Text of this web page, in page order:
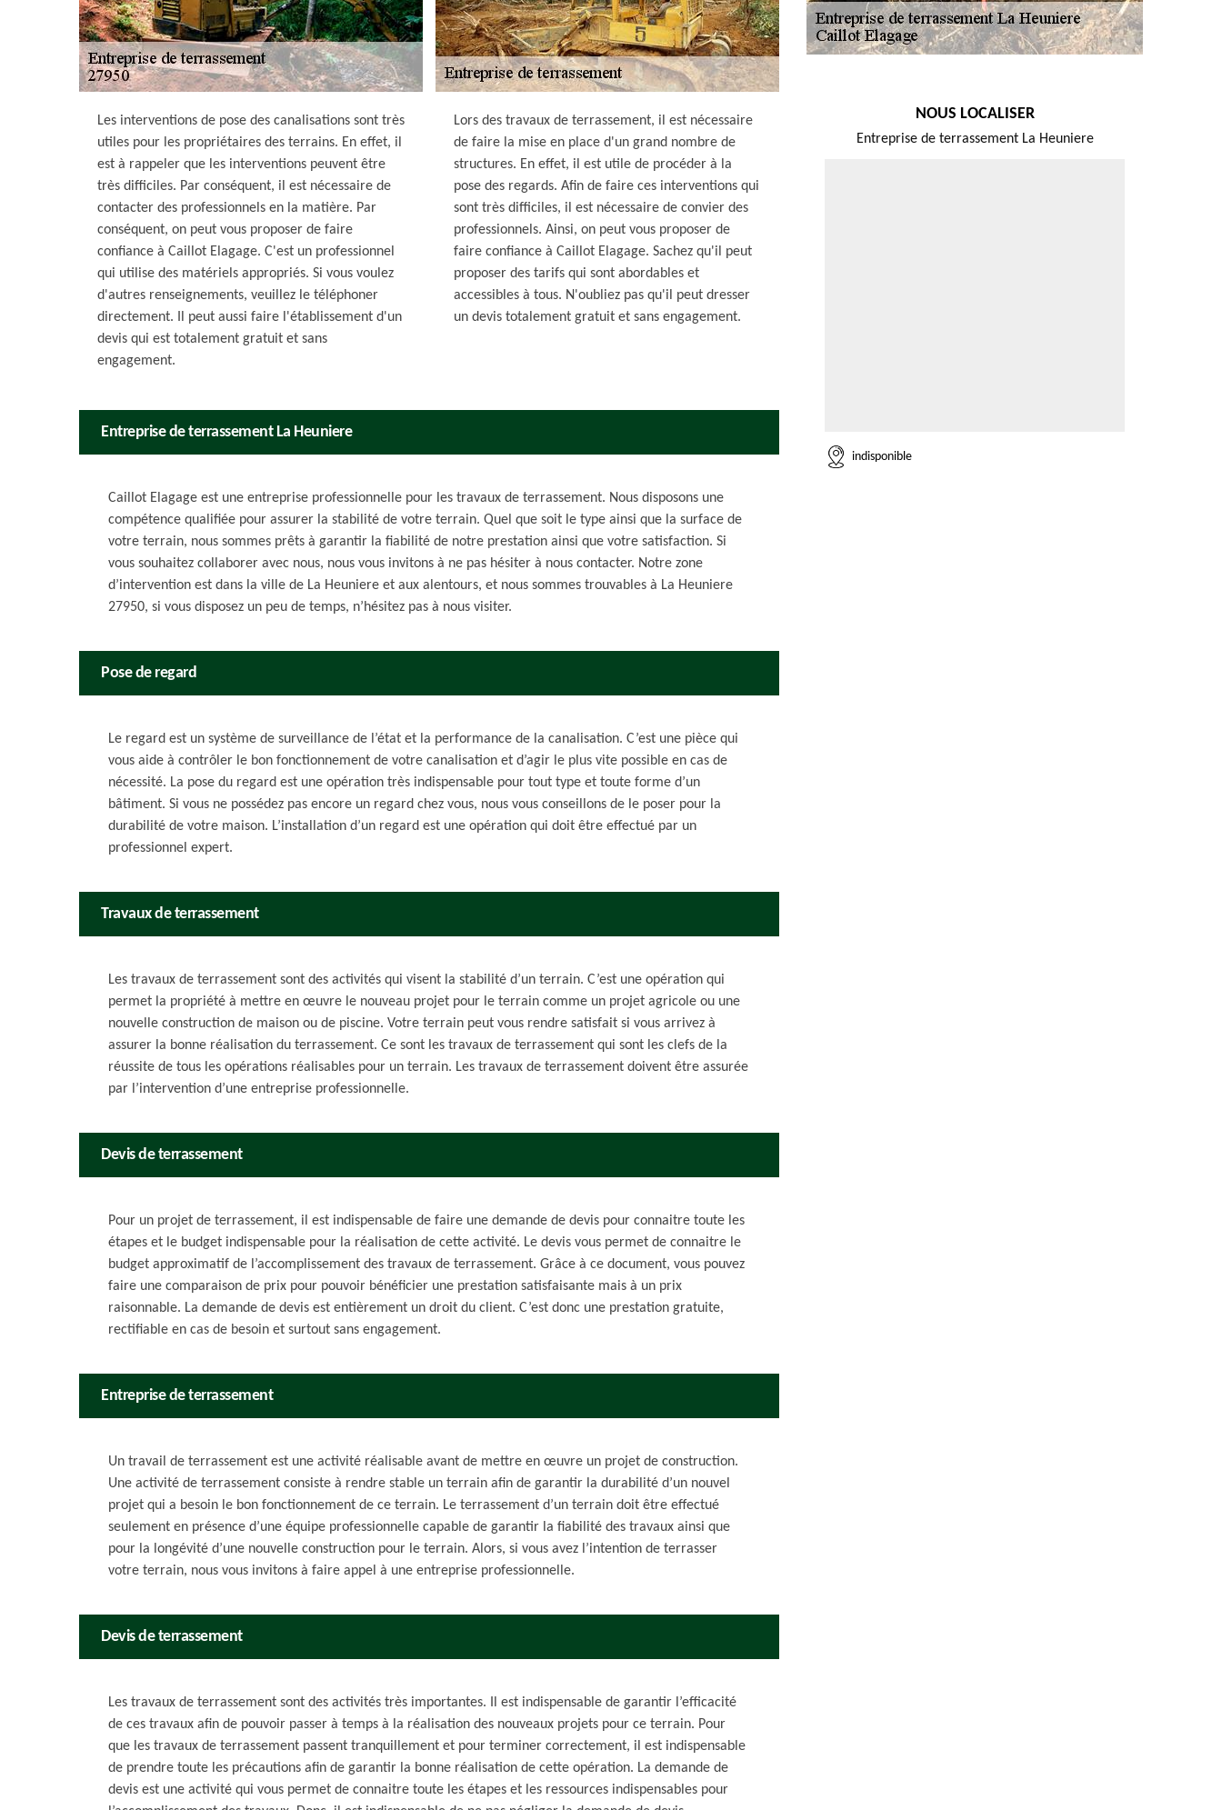
Les interventions de pose des canalisations sont très
utiles pour les propriétaires des terrains. En effet, il
est à rappeler que les interventions peuvent être
très difficiles. Par conséquent, il est nécessaire de
contacter des professionnels en la matière. Par
conséquent, on peut vous proposer de faire
confiance à Caillot Elagage. C'est un professionnel
qui utilise des matériels appropriés. Si vous voulez
d'autres renseignements, veuillez le téléphoner
directement. Il peut aussi faire l'établissement d'un
devis qui est totalement gratuit et sans
engagement.
Lors des travaux de terrassement, il est nécessaire
de faire la mise en place d'un grand nombre de
structures. En effet, il est utile de procéder à la
pose des regards. Afin de faire ces interventions qui
sont très difficiles, il est nécessaire de convier des
professionnels. Ainsi, on peut vous proposer de
faire confiance à Caillot Elagage. Sachez qu'il peut
proposer des tarifs qui sont abordables et
accessibles à tous. N'oubliez pas qu'il peut dresser
un devis totalement gratuit et sans engagement.
Entreprise de terrassement La Heuniere
Caillot Elagage est une entreprise professionnelle pour les travaux de terrassement. Nous disposons une
compétence qualifiée pour assurer la stabilité de votre terrain. Quel que soit le type ainsi que la surface de
votre terrain, nous sommes prêts à garantir la fiabilité de notre prestation ainsi que votre satisfaction. Si
vous souhaitez collaborer avec nous, nous vous invitons à ne pas hésiter à nous contacter. Notre zone
d’intervention est dans la ville de La Heuniere et aux alentours, et nous sommes trouvables à La Heuniere
27950, si vous disposez un peu de temps, n’hésitez pas à nous visiter.
Pose de regard
Le regard est un système de surveillance de l’état et la performance de la canalisation. C’est une pièce qui
vous aide à contrôler le bon fonctionnement de votre canalisation et d’agir le plus vite possible en cas de
nécessité. La pose du regard est une opération très indispensable pour tout type et toute forme d’un
bâtiment. Si vous ne possédez pas encore un regard chez vous, nous vous conseillons de le poser pour la
durabilité de votre maison. L’installation d’un regard est une opération qui doit être effectué par un
professionnel expert.
Travaux de terrassement
Les travaux de terrassement sont des activités qui visent la stabilité d’un terrain. C’est une opération qui
permet la propriété à mettre en œuvre le nouveau projet pour le terrain comme un projet agricole ou une
nouvelle construction de maison ou de piscine. Votre terrain peut vous rendre satisfait si vous arrivez à
assurer la bonne réalisation du terrassement. Ce sont les travaux de terrassement qui sont les clefs de la
réussite de tous les opérations réalisables pour un terrain. Les travaux de terrassement doivent être assurée
par l’intervention d’une entreprise professionnelle.
Devis de terrassement
Pour un projet de terrassement, il est indispensable de faire une demande de devis pour connaitre toute les
étapes et le budget indispensable pour la réalisation de cette activité. Le devis vous permet de connaitre le
budget approximatif de l’accomplissement des travaux de terrassement. Grâce à ce document, vous pouvez
faire une comparaison de prix pour pouvoir bénéficier une prestation satisfaisante mais à un prix
raisonnable. La demande de devis est entièrement un droit du client. C’est donc une prestation gratuite,
rectifiable en cas de besoin et surtout sans engagement.
Entreprise de terrassement
Un travail de terrassement est une activité réalisable avant de mettre en œuvre un projet de construction.
Une activité de terrassement consiste à rendre stable un terrain afin de garantir la durabilité d’un nouvel
projet qui a besoin le bon fonctionnement de ce terrain. Le terrassement d’un terrain doit être effectué
seulement en présence d’une équipe professionnelle capable de garantir la fiabilité des travaux ainsi que
pour la longévité d’une nouvelle construction pour le terrain. Alors, si vous avez l’intention de terrasser
votre terrain, nous vous invitons à faire appel à une entreprise professionnelle.
Devis de terrassement
Les travaux de terrassement sont des activités très importantes. Il est indispensable de garantir l’efficacité
de ces travaux afin de pouvoir passer à temps à la réalisation des nouveaux projets pour ce terrain. Pour
que les travaux de terrassement passent tranquillement et pour terminer correctement, il est indispensable
de prendre toute les précautions afin de garantir la bonne réalisation de cette opération. La demande de
devis est une activité qui vous permet de connaitre toute les étapes et les ressources indispensables pour
NOUS LOCALISER
Entreprise de terrassement La Heuniere
indisponible